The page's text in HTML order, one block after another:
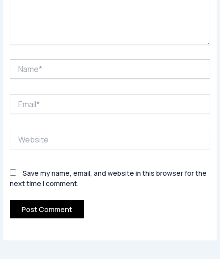
Save my name, email, and website in this browser for the
next time I comment.